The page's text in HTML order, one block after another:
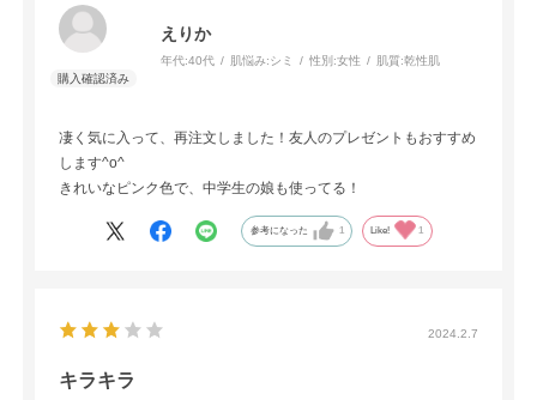
えりか
年代:40代 肌悩み:シミ 性別:女性 肌質:乾性肌
凄く気に入って、再注文しました！友人のプレゼントもおすすめ
します^o^
きれいなピンク色で、中学生の娘も使ってる！
参考になった 1 Like! 1
2024.2.7
キラキラ